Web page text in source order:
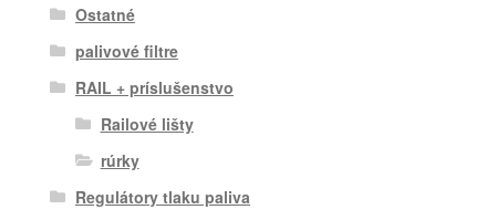
Ostatné
palivové filtre
RAIL + príslušenstvo
Railové lišty
rúrky
Regulátory tlaku paliva